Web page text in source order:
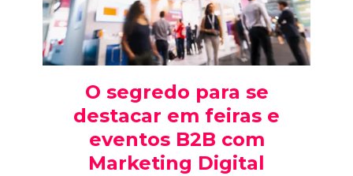
O segredo para se
destacar em feiras e
eventos B2B com
Marketing Digital